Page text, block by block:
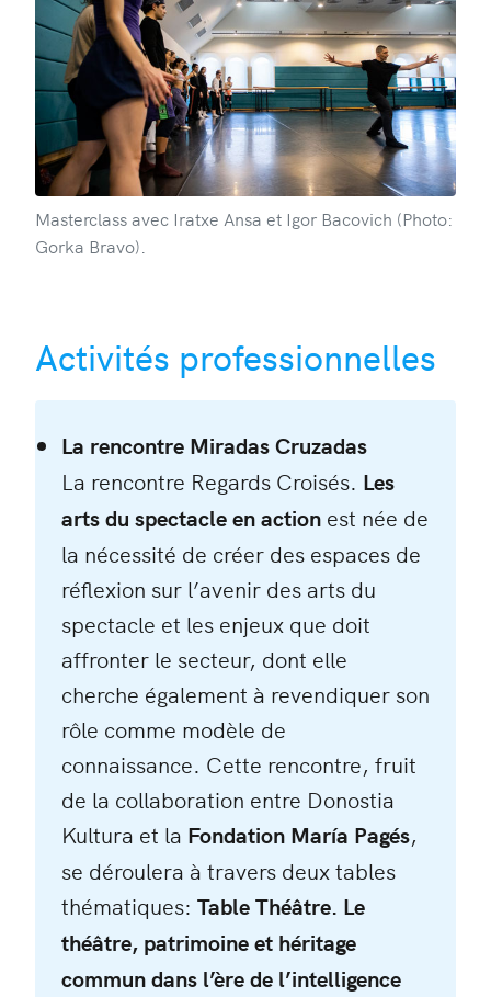
Masterclass avec Iratxe Ansa et Igor Bacovich (Photo:
Gorka Bravo).
Activités professionnelles
La rencontre Miradas Cruzadas
La rencontre Regards Croisés. Les
arts du spectacle en action est née de
la nécessité de créer des espaces de
réflexion sur l’avenir des arts du
spectacle et les enjeux que doit
affronter le secteur, dont elle
cherche également à revendiquer son
rôle comme modèle de
connaissance. Cette rencontre, fruit
de la collaboration entre Donostia
Kultura et la Fondation María Pagés,
se déroulera à travers deux tables
thématiques: Table Théâtre. Le
théâtre, patrimoine et héritage
commun dans l’ère de l’intelligence